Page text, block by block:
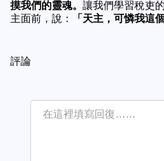
摸我們的靈魂。 讓我們學習稅吏
主面前，說：
「天主，可憐我這
評論